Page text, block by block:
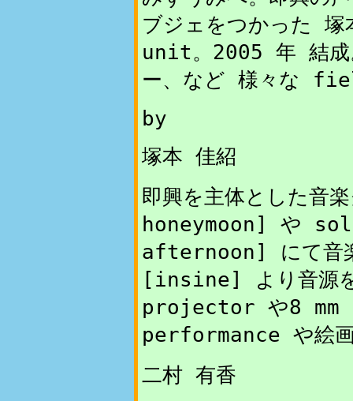
ブジェをつかった
unit。2005 年 結成
ー、など 様々な
by
塚本 佳紹
即興を主体とした音
honeymoon] や
afternoon] にて音楽
[insine] より音源
projector や8 mm
performance や絵画
二村 有香